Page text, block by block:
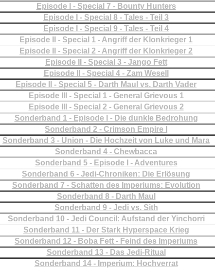
Episode I - Special 7 - Bounty Hunters
Episode I - Special 8 - Tales - Teil 3
Episode I - Special 9 - Tales - Teil 4
Episode II - Special 1 - Angriff der Klonkrieger 1
Episode II - Special 2 - Angriff der Klonkrieger 2
Episode II - Special 3 - Jango Fett
Episode II - Special 4 - Zam Wesell
Episode II - Special 5 - Darth Maul vs. Darth Vader
Episode III - Special 1 - General Grievous 1
Episode III - Special 2 - General Grievous 2
Sonderband 1 - Episode I - Die dunkle Bedrohung
Sonderband 2 - Crimson Empire I
Sonderband 3 - Union - Die Hochzeit von Luke und Mara
Sonderband 4 - Chewbacca
Sonderband 5 - Episode I - Adventures
Sonderband 6 - Jedi-Chroniken: Die Erlösung
Sonderband 7 - Schatten des Imperiums: Evolution
Sonderband 8 - Darth Maul
Sonderband 9 - Jedi vs. Sith
Sonderband 10 - Jedi Council: Aufstand der Yinchorri
Sonderband 11 - Der Stark Hyperspace Krieg
Sonderband 12 - Boba Fett - Feind des Imperiums
Sonderband 13 - Das Jedi-Ritual
Sonderband 14 - Imperium: Hochverrat